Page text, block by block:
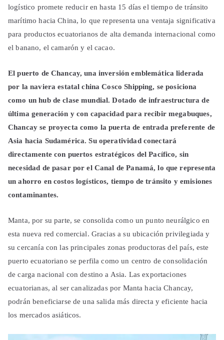
logístico promete reducir en hasta 15 días el tiempo de tránsito
marítimo hacia China, lo que representa una ventaja significativa
para productos ecuatorianos de alta demanda internacional como
el banano, el camarón y el cacao.
El puerto de Chancay, una inversión emblemática liderada
por la naviera estatal china Cosco Shipping, se posiciona
como un hub de clase mundial. Dotado de infraestructura de
última generación y con capacidad para recibir megabuques,
Chancay se proyecta como la puerta de entrada preferente de
Asia hacia Sudamérica. Su operatividad conectará
directamente con puertos estratégicos del Pacífico, sin
necesidad de pasar por el Canal de Panamá, lo que representa
un ahorro en costos logísticos, tiempo de tránsito y emisiones
contaminantes.
Manta, por su parte, se consolida como un punto neurálgico en
esta nueva red comercial. Gracias a su ubicación privilegiada y
su cercanía con las principales zonas productoras del país, este
puerto ecuatoriano se perfila como un centro de consolidación
de carga nacional con destino a Asia. Las exportaciones
ecuatorianas, al ser canalizadas por Manta hacia Chancay,
podrán beneficiarse de una salida más directa y eficiente hacia
los mercados asiáticos.